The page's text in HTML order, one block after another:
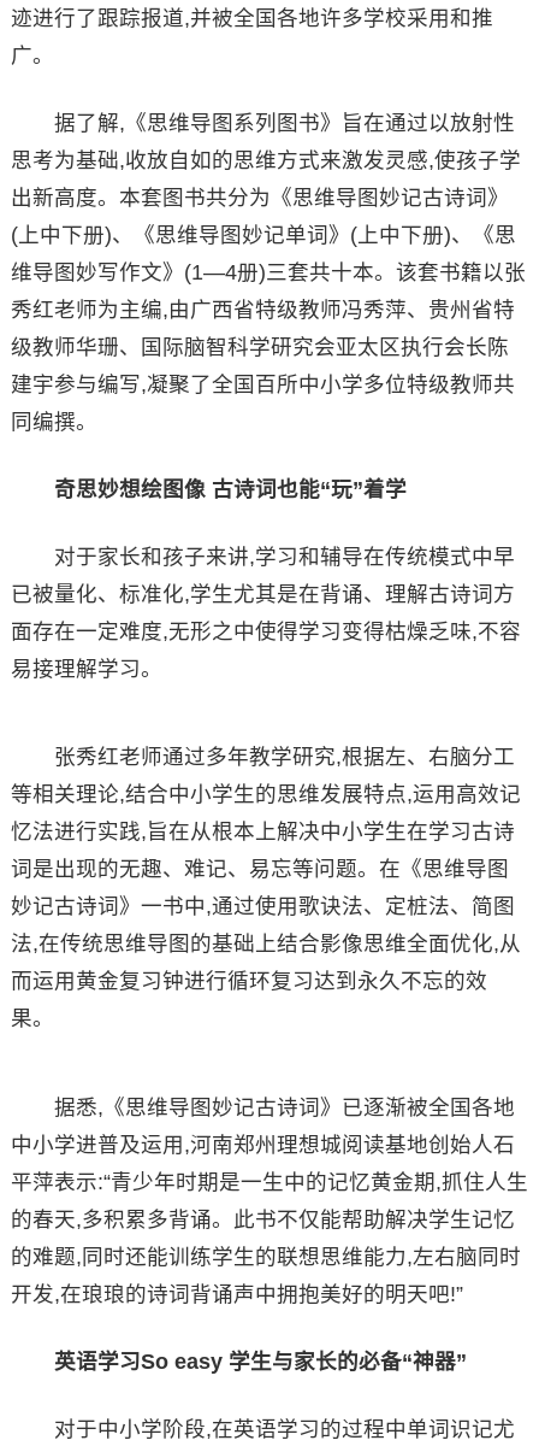
迹进行了跟踪报道,并被全国各地许多学校采用和推
广。
据了解,《思维导图系列图书》旨在通过以放射性
思考为基础,收放自如的思维方式来激发灵感,使孩子学
出新高度。本套图书共分为《思维导图妙记古诗词》
(上中下册)、《思维导图妙记单词》(上中下册)、《思
维导图妙写作文》(1—4册)三套共十本。该套书籍以张
秀红老师为主编,由广西省特级教师冯秀萍、贵州省特
级教师华珊、国际脑智科学研究会亚太区执行会长陈
建宇参与编写,凝聚了全国百所中小学多位特级教师共
同编撰。
奇思妙想绘图像 古诗词也能“玩”着学
对于家长和孩子来讲,学习和辅导在传统模式中早
已被量化、标准化,学生尤其是在背诵、理解古诗词方
面存在一定难度,无形之中使得学习变得枯燥乏味,不容
易接理解学习。
张秀红老师通过多年教学研究,根据左、右脑分工
等相关理论,结合中小学生的思维发展特点,运用高效记
忆法进行实践,旨在从根本上解决中小学生在学习古诗
词是出现的无趣、难记、易忘等问题。在《思维导图
妙记古诗词》一书中,通过使用歌诀法、定桩法、简图
法,在传统思维导图的基础上结合影像思维全面优化,从
而运用黄金复习钟进行循环复习达到永久不忘的效
果。
据悉,《思维导图妙记古诗词》已逐渐被全国各地
中小学进普及运用,河南郑州理想城阅读基地创始人石
平萍表示:“青少年时期是一生中的记忆黄金期,抓住人生
的春天,多积累多背诵。此书不仅能帮助解决学生记忆
的难题,同时还能训练学生的联想思维能力,左右脑同时
开发,在琅琅的诗词背诵声中拥抱美好的明天吧!”
英语学习So easy 学生与家长的必备“神器”
对于中小学阶段,在英语学习的过程中单词识记尤